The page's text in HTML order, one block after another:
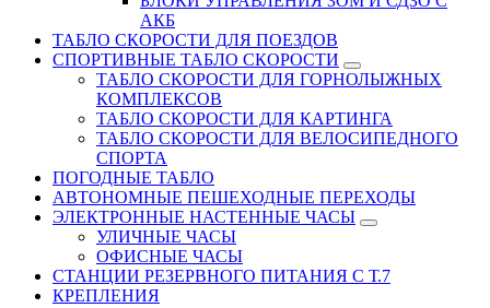
АКБ
ТАБЛО СКОРОСТИ ДЛЯ ПОЕЗДОВ
СПОРТИВНЫЕ ТАБЛО СКОРОСТИ
ТАБЛО СКОРОСТИ ДЛЯ ГОРНОЛЫЖНЫХ
КОМПЛЕКСОВ
ТАБЛО СКОРОСТИ ДЛЯ КАРТИНГА
ТАБЛО СКОРОСТИ ДЛЯ ВЕЛОСИПЕДНОГО
СПОРТА
ПОГОДНЫЕ ТАБЛО
АВТОНОМНЫЕ ПЕШЕХОДНЫЕ ПЕРЕХОДЫ
ЭЛЕКТРОННЫЕ НАСТЕННЫЕ ЧАСЫ
УЛИЧНЫЕ ЧАСЫ
ОФИСНЫЕ ЧАСЫ
СТАНЦИИ РЕЗЕРВНОГО ПИТАНИЯ С Т.7
КРЕПЛЕНИЯ